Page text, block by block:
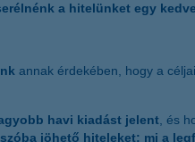
a hitelünket egy
annak érdekében, hogy a
havi kiadást jelent, és
szóba jöhető hiteleket: mi a